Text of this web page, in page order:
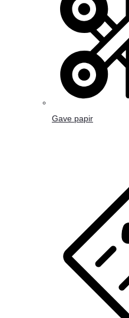
Gave papir